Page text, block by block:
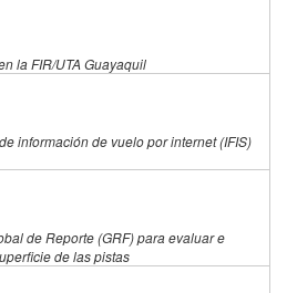
la FIR/UTA Guayaquil
información de vuelo por internet (IFIS)
de Reporte (GRF) para evaluar e
de las pistas